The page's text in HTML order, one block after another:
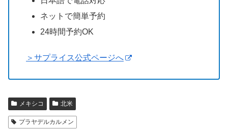
ネットで簡単予約
24時間予約OK
＞サプライス公式ページへ
メキシコ 北米
プラヤデルカルメン